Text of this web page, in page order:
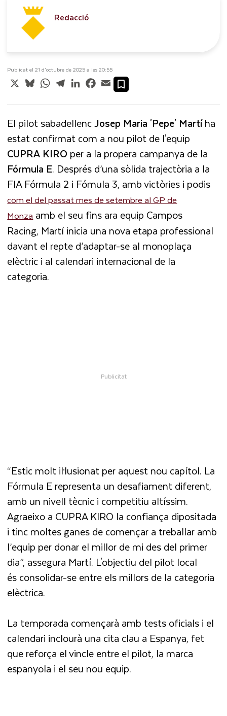
Redacció
Publicat el 21 d’octubre de 2025 a les 20:55
X BlueskyWhatsApp
TelegramLinkedInFacebook
Email
El pilot sabadellencJosep Maria 'Pepe' Martíha
estat confirmat com a nou pilot de l'equip
CUPRA KIRO per a la propera campanya de la
Fórmula E. Després d’una sòlida trajectòria a la
FIA Fórmula 2 i Fómula 3, amb victòries i podis
com el del passat mes de setembre al GP de
Monza amb el seu fins ara equip Campos
Racing, Martí inicia una nova etapa professional
davant el repte d’adaptar-se al monoplaça
elèctric i al calendari internacional de la
categoria.
“Estic molt il·lusionat per aquest nou capítol. La
Fórmula E representa un desafiament diferent,
amb un nivell tècnic i competitiu altíssim.
Agraeixo a CUPRA KIRO la confiança dipositada
i tinc moltes ganes de començar a treballar amb
l’equip per donar el millor de mi des del primer
dia”, assegura Martí. L'objectiu del pilot local
és consolidar-se entre els millors de la categoria
elèctrica.
La temporada començarà amb tests oficials i el
calendari inclourà una cita clau a Espanya, fet
que reforça el vincle entre el pilot, la marca
espanyola i el seu nou equip.